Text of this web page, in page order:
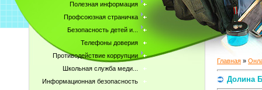
Полезная информация
Профсоюзная страничка
Безопасность детей и...
Телефоны доверия
Противодействие коррупции
Школьная служба меди...
Информационная безопасность
Главная »
Долина